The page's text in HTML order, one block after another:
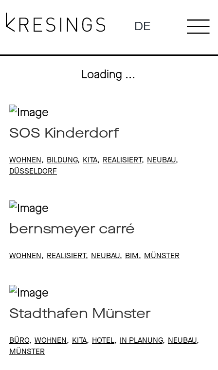
to
DE
News
Profile
Projects
Magazines
Awards
Social
Commitment
Loading ...
SOS Kinderdorf
WOHNEN BILDUNG KITA REALISIERT NEUBAU
DÜSSELDORF
bernsmeyer carré
WOHNEN REALISIERT NEUBAU BIM MÜNSTER
Stadthafen Münster
BÜRO WOHNEN KITA HOTEL IN PLANUNG NEUBAU
MÜNSTER